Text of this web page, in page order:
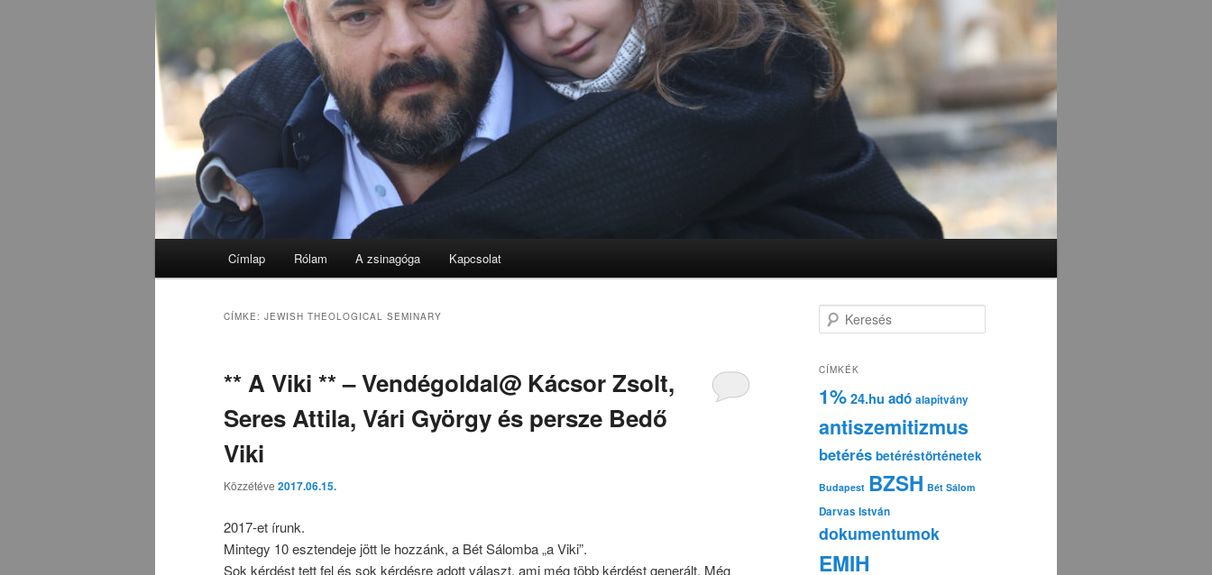
Címlap Rólam A zsinagóga Kapcsolat
CÍMKE: JEWISH THEOLOGICAL SEMINARY
** A Viki ** – Vendégoldal@ Kácsor Zsolt,
Seres Attila, Vári György és persze Bedő
Viki
Közzétéve 2017.06.15.
2017-et írunk.
Mintegy 10 esztendeje jött le hozzánk, a Bét Sálomba „a Viki”.
Sok kérdést tett fel és sok kérdésre adott választ, ami még több kérdést generált. Még
e
e
é
CÍMKÉK
1% 24.hu adó alapítvány
antiszemitizmus
betérés betéréstörténetek
Budapest BZSH Bét Sálom
Darvas István
dokumentumok
EMIH